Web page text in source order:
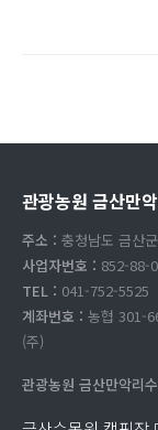
관광농원 금산만
주소 : 충청남도 금산
사업자번호 : 852-88-
TEL : 041-752-5525
계좌번호 : 농협 301-
(주)
관광농원 금산만악리